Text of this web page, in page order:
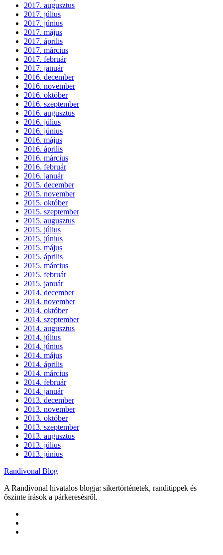
2017. augusztus
2017. július
2017. június
2017. május
2017. április
2017. március
2017. február
2017. január
2016. december
2016. november
2016. október
2016. szeptember
2016. augusztus
2016. július
2016. június
2016. május
2016. április
2016. március
2016. február
2016. január
2015. december
2015. november
2015. október
2015. szeptember
2015. augusztus
2015. július
2015. június
2015. május
2015. április
2015. március
2015. február
2015. január
2014. december
2014. november
2014. október
2014. szeptember
2014. augusztus
2014. július
2014. június
2014. május
2014. április
2014. március
2014. február
2014. január
2013. december
2013. november
2013. október
2013. szeptember
2013. augusztus
2013. július
2013. június
Randivonal Blog
A Randivonal hivatalos blogja: sikertörténetek, randitippek és
őszinte írások a párkeresésről.